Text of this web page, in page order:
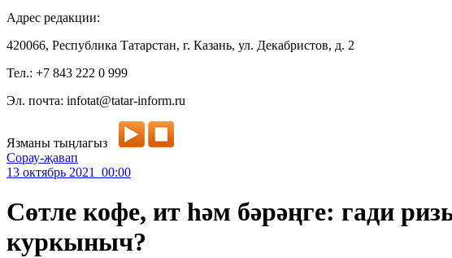
Адрес редакции:
420066, Республика Татарстан, г. Казань, ул. Декабристов, д. 2
Тел.: +7 843 222 0 999
Эл. почта: infotat@tatar-inform.ru
Язманы тыңлагыз
Сорау-җавап
13 октябрь 2021 00:00
Сөтле кофе, ит һәм бәрәңге: гади
куркыныч?